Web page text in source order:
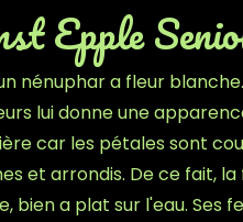
Epple
nénuphar a fleur
lui donne une
car les pétales sont
et arrondis. De ce fait,
bien a plat sur l'eau. Ses